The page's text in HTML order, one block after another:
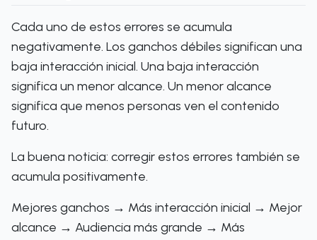
Cada uno de estos errores se acumula
negativamente. Los ganchos débiles significan una
baja interacción inicial. Una baja interacción
significa un menor alcance. Un menor alcance
significa que menos personas ven el contenido
futuro.
La buena noticia: corregir estos errores también se
acumula positivamente.
Mejores ganchos → Más interacción inicial → Mejor
alcance → Audiencia más grande → Más